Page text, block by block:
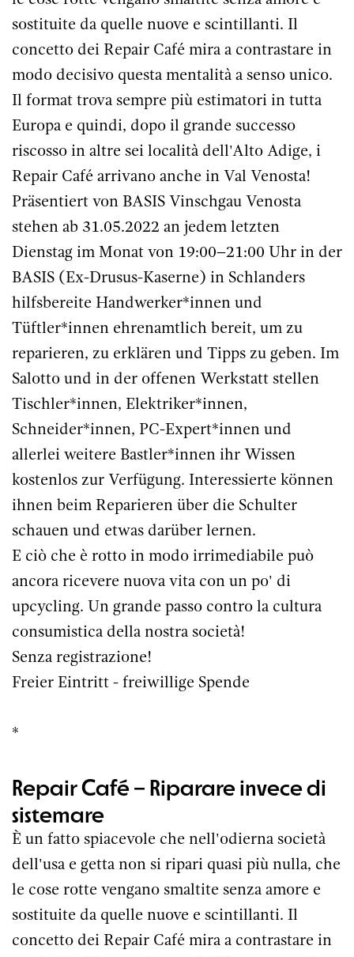
sostituite da quelle nuove e scintillanti. Il
concetto dei Repair Café mira a contrastare in
modo decisivo questa mentalità a senso unico.
Il format trova sempre più estimatori in tutta
Europa e quindi, dopo il grande successo
riscosso in altre sei località dell'Alto Adige, i
Repair Café arrivano anche in Val Venosta!
Präsentiert von BASIS Vinschgau Venosta
stehen ab 31.05.2022 an jedem letzten
Dienstag im Monat von 19:00–21:00 Uhr in der
BASIS (Ex-Drusus-Kaserne) in Schlanders
hilfsbereite Handwerker*innen und
Tüftler*innen ehrenamtlich bereit, um zu
reparieren, zu erklären und Tipps zu geben. Im
Salotto und in der offenen Werkstatt stellen
Tischler*innen, Elektriker*innen,
Schneider*innen, PC-Expert*innen und
allerlei weitere Bastler*innen ihr Wissen
kostenlos zur Verfügung. Interessierte können
ihnen beim Reparieren über die Schulter
schauen und etwas darüber lernen.
E ciò che è rotto in modo irrimediabile può
ancora ricevere nuova vita con un po' di
upcycling. Un grande passo contro la cultura
consumistica della nostra società!
Senza registrazione!
Freier Eintritt - freiwillige Spende
*
Repair Café – Riparare invece di
sistemare
È un fatto spiacevole che nell'odierna società
dell'usa e getta non si ripari quasi più nulla, che
le cose rotte vengano smaltite senza amore e
sostituite da quelle nuove e scintillanti. Il
concetto dei Repair Café mira a contrastare in